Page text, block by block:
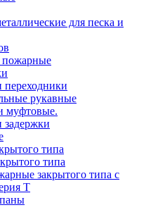
для песка и
пожарные
переходники
рукавные
муфтовые.
типа
типа
закрытого типа с
Т